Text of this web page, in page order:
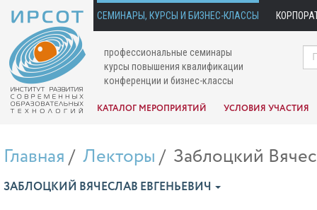
СЕМИНАРЫ, КУРСЫ И БИЗНЕС-КЛАССЫ
профессиональные семинары
курсы повышения квалификации
конференции и бизнес-классы
КАТАЛОГ МЕРОПРИЯТИЙ УСЛОВИЯ УЧАСТИЯ
Главная Лекторы Заблоцкий
ЗАБЛОЦКИЙ ВЯЧЕСЛАВ ЕВГЕНЬЕВИЧ